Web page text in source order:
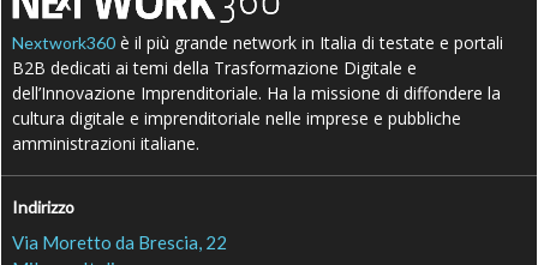
Nextwork360 è il più grande network in Italia di testate e portali
B2B dedicati ai temi della Trasformazione Digitale e
dell’Innovazione Imprenditoriale. Ha la missione di diffondere la
cultura digitale e imprenditoriale nelle imprese e pubbliche
amministrazioni italiane.
Indirizzo
Via Moretto da Brescia, 22